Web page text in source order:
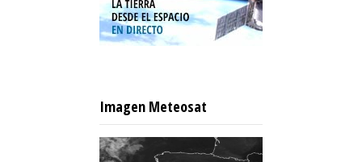
Imagen Meteosat